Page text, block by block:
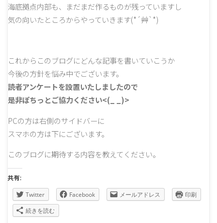
海底拠点内部も、まだまだ作るものが残っていますし
気の向いたところからやっていきます(*´艸`*)
これからこのブログにどんな記事を書いていこうか
今後の方針を悩み中でございます。
読者アンケートを設置いたしましたので
是非ぽちっとご協力ください<(_ _)>
PCの方は右側のサイドバーに
スマホの方は下にございます。
このブログに期待する内容を教えてください。
共有:
Twitter Facebook メールアドレス
印刷
続きを読む